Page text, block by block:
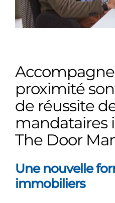
proximité
de réussite
mandataires
The Door
Une nouvelle
immobiliers